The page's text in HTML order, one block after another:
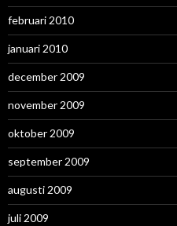
februari 2010
januari 2010
december 2009
november 2009
oktober 2009
september 2009
augusti 2009
juli 2009